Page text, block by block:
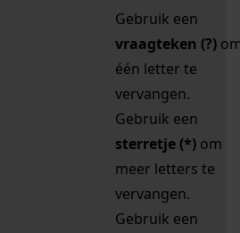
Gebruik een
vraagteken (?)
één letter te
vervangen.
Gebruik een
sterretje (*) om
meer letters te
vervangen.
Gebruik een